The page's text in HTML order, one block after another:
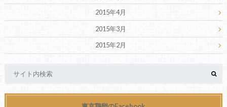
2015年4月
2015年3月
2015年2月